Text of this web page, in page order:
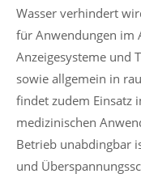
Wasser verhindert
für Anwendungen im
Anzeigesysteme und
sowie allgemein in
findet zudem Einsatz
medizinischen
Betrieb unabdingbar
und